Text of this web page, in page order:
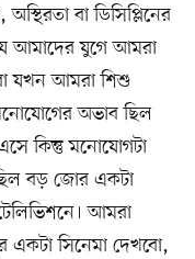
বা ডিসিপ্লিনের
আমাদের যুগে আমরা
যখন আমরা শিশু
অভাব ছিল
কিন্তু মনোযোগটা
বড় জোর একটা
আমরা
একটা সিনেমা দেখবো,